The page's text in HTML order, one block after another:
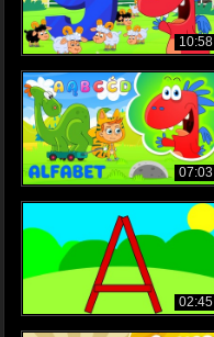
10:58
07:03
02:45